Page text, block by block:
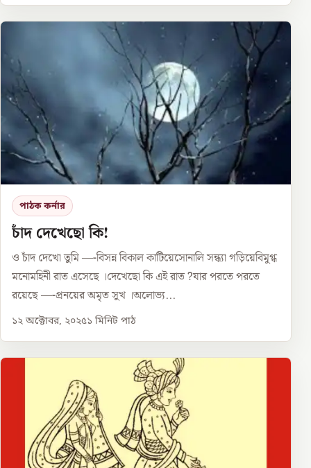
পাঠক কর্নার
চাঁদ দেখেছো কি!
ও চাঁদ দেখো তুমি —-বিসন্ন বিকাল কাটিয়েসোনালি সন্ধ্যা গড়িয়েবিমুগ্ধ
মনোমহিনী রাত এসেছে ।দেখেছো কি এই রাত ?যার পরতে পরতে
রয়েছে —-প্রনয়ের অমৃত সুখ ।অলোভ্য...
১২ অক্টোবর, ২০২৫১ মিনিট পাঠ